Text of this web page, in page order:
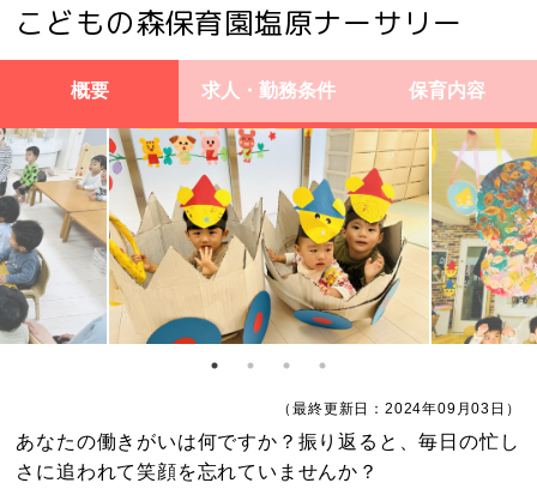
こどもの森保育園塩原ナーサリー
概要 求人・勤務条件 保育内容
（最終更新日：2024年09月03日）
あなたの働きがいは何ですか？振り返ると、毎日の忙し
さに追われて笑顔を忘れていませんか？